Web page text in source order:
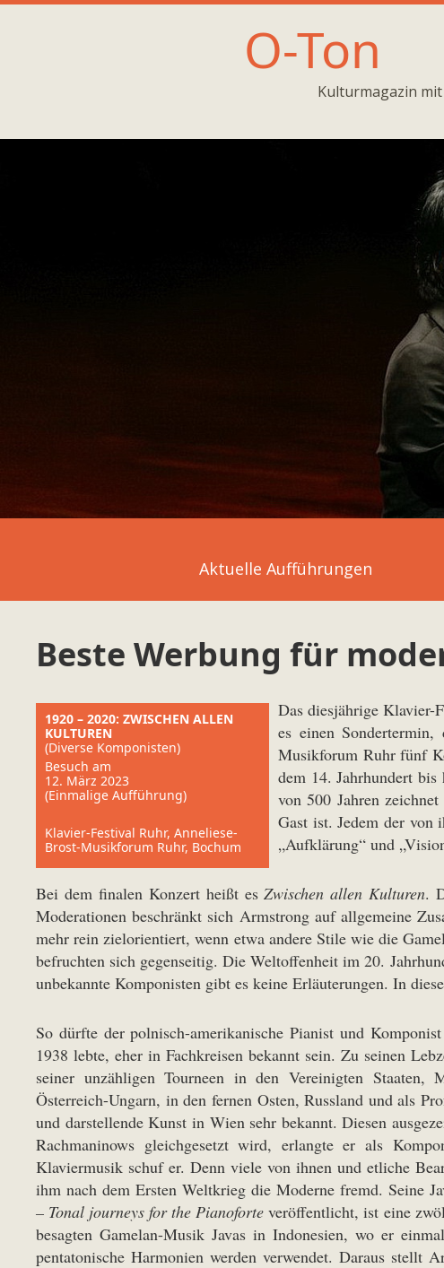
O-Ton
Kulturmagazin
Aktuelle Aufführungen
Beste Werbung für
1920 – 2020: ZWISCHEN ALLEN
KULTUREN
(Diverse Komponisten)
Besuch am
12. März 2023
(Einmalige Aufführung)
Klavier-Festival Ruhr, Anneliese-
Brost-Musikforum Ruhr, Bochum
Das diesjährige Klavier-
es einen
Musikforum Ruhr fünf
dem 14. Jahrhundert
von 500 Jahren
Gast ist. Jedem der von
„Aufklärung“ und
Bei dem finalen Konzert heißt esZwischen allen Kulturen.
Moderationen beschränkt sich Armstrong auf allgemeine
mehr rein zielorientiert, wenn etwa andere Stile wie die
befruchten sich gegenseitig. Die Weltoffenheit im 20.
unbekannte Komponisten gibt es keine Erläuterungen. In
So dürfte der polnisch-amerikanische Pianist und
1938 lebte, eher in Fachkreisen bekannt sein. Zu seinen
seiner unzähligen Tourneen in den Vereinigten Staaten,
Österreich-Ungarn, in den fernen Osten, Russland und als
und darstellende Kunst in Wien sehr bekannt. Diesen
Rachmaninows gleichgesetzt wird, erlangte er als
Klaviermusik schuf er. Denn viele von ihnen und etliche
ihm nach dem Ersten Weltkrieg die Moderne fremd. Seine
– Tonal journeys for the Pianoforte veröffentlicht, ist eine
besagten Gamelan-Musik Javas in Indonesien, wo er
pentatonische Harmonien werden verwendet. Daraus stellt